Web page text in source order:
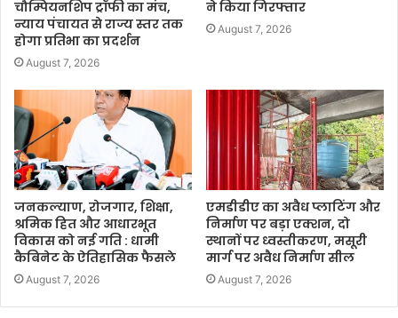
चौम्पियनशिप ट्रॉफी का मंच,
न्याय पंचायत से राज्य स्तर तक
होगा प्रतिभा का प्रदर्शन
August 7, 2026
ने किया गिरफ्तार
August 7, 2026
जनकल्याण, रोजगार, शिक्षा,
श्रमिक हित और आधारभूत
विकास को नई गति : धामी
कैबिनेट के ऐतिहासिक फैसले
August 7, 2026
एमडीडीए का अवैध प्लाटिंग और
निर्माण पर बड़ा एक्शन, दो
स्थानों पर ध्वस्तीकरण, मसूरी
मार्ग पर अवैध निर्माण सील
August 7, 2026